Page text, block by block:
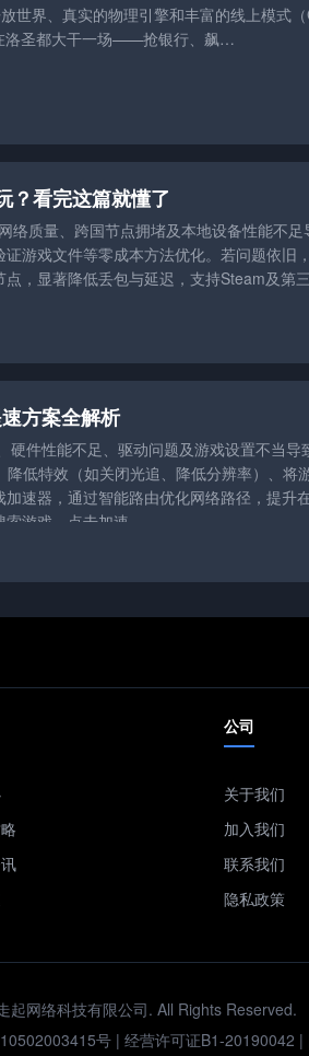
世界、真实的物理引擎和丰富的线上模式
洛圣都大干一场——抢银行、飙…
？看完这篇就懂了
络质量、跨国节点拥堵及本地设备性能不足
游戏文件等零成本方法优化。若问题依旧
，显著降低丢包与延迟，支持Steam及第
方案全解析
件性能不足、驱动问题及游戏设置不当导
低特效（如关闭光追、降低分辨率）、将
速器，通过智能路由优化网络路径，提升
游戏、点击加速。
公司
关于我们
加入我们
联系我们
隐私政策
网络科技有限公司. All Rights Reserved.
号| 经营许可证B1-20190042 |